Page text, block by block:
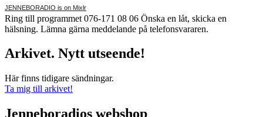
JENNEBORADIO is on Mixlr
Ring till programmet 076-171 08 06 Önska en låt, skicka en
hälsning. Lämna gärna meddelande på telefonsvararen.
Arkivet. Nytt utseende!
Här finns tidigare sändningar.
Ta mig till arkivet!
Jenneboradios webshop